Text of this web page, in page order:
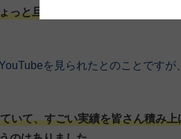
っと旦那に相談したら、旦那も応
を見られたとのことですが
いて、すごい実績を皆さん積み